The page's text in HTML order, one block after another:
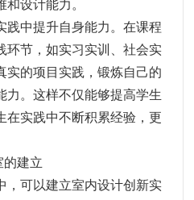
设计能力。
践中提升自身能力。在课程
环节，如实习实训、社会实
实的项目实践，锻炼自己的
力。这样不仅能够提高学生
在实践中不断积累经验，更
的建立
，可以建立室内设计创新实